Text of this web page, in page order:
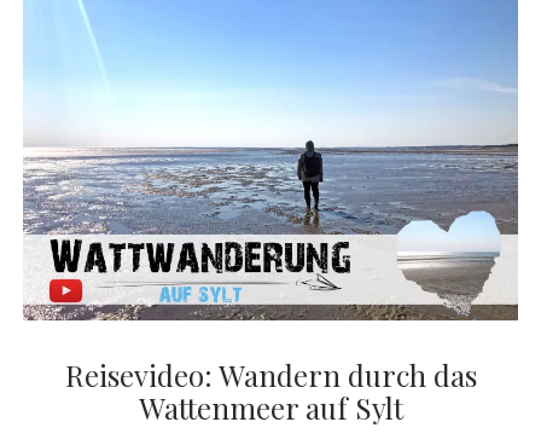
HAUPTBAHNHOF
WIEN
Reisevideo: Wandern durch das
Wattenmeer auf Sylt